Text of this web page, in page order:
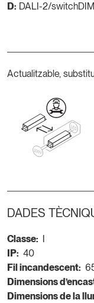
D: DALI-2/
Actualitzable,
DADES
Classe:
IP: 40
Fil incandescent:
Dimensions
Dimensions de la